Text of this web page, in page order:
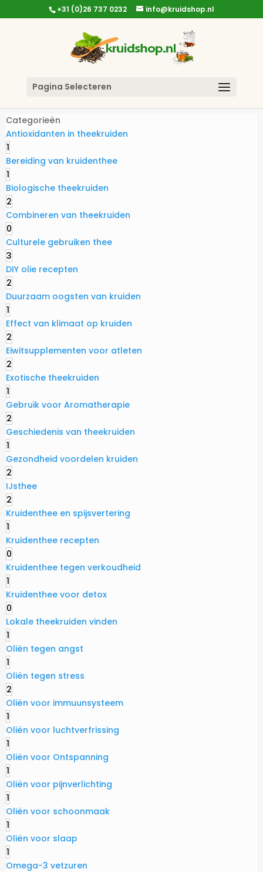
+31 (0)26 737 0232 info@kruidshop.nl
Pagina Selecteren
Categorieën
Antioxidanten in theekruiden
1
Bereiding van kruidenthee
1
Biologische theekruiden
2
Combineren van theekruiden
0
Culturele gebruiken thee
3
DIY olie recepten
2
Duurzaam oogsten van kruiden
1
Effect van klimaat op kruiden
2
Eiwitsupplementen voor atleten
2
Exotische theekruiden
1
Gebruik voor Aromatherapie
2
Geschiedenis van theekruiden
1
Gezondheid voordelen kruiden
2
IJsthee
2
Kruidenthee en spijsvertering
1
Kruidenthee recepten
0
Kruidenthee tegen verkoudheid
1
Kruidenthee voor detox
0
Lokale theekruiden vinden
1
Oliën tegen angst
1
Oliën tegen stress
2
Oliën voor immuunsysteem
1
Oliën voor luchtverfrissing
1
Oliën voor Ontspanning
1
Oliën voor pijnverlichting
1
Oliën voor schoonmaak
1
Oliën voor slaap
1
Omega-3 vetzuren